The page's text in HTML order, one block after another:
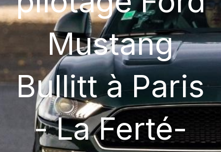
Mustang
Bullitt à Paris
- La Ferté-